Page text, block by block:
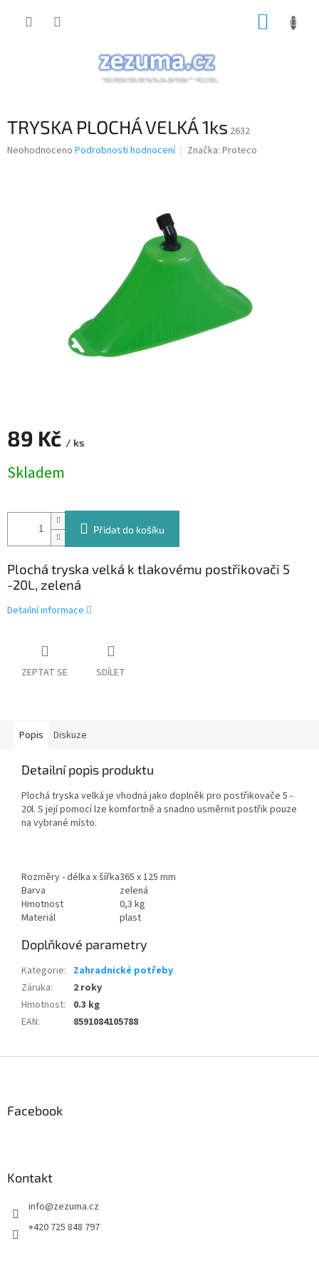
TRYSKA PLOCHÁ VELKÁ 1ks 2632
Průměrné
Neohodnoceno Podrobnosti hodnocení Značka: Proteco
89 Kč / ks
cena:
Skladem
Přidat do košíku
Plochá tryska velká k tlakovému postřikovači 5
-20L, zelená
Detailní informace
ZEPTAT SE SDÍLET
Popis Diskuze
Detailní popis produktu
Plochá tryska velká je vhodná jako doplněk pro postřikovače 5 -
20l. S její pomocí lze komfortně a snadno usměrnit postřik pouze
na vybrané místo.
Rozměry - délka x šířka365 x 125 mm
Barva
zelená
Hmotnost
0,3 kg
Materiál
plast
Doplňkové parametry
Kategorie: Zahradnické potřeby
Záruka:
2 roky
Hmotnost:
0.3 kg
EAN: 8591084105788
Facebook
Kontakt
info@zezuma.cz
+420 725 848 797